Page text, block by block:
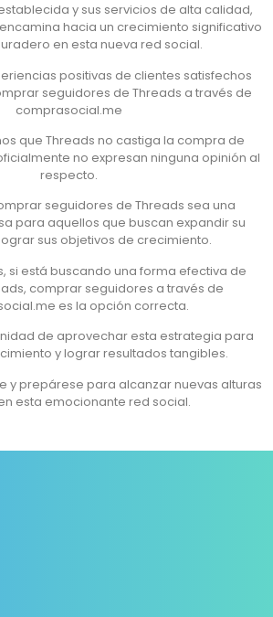
y sus servicios de alta calidad,
hacia un crecimiento significativo
en esta nueva red social.
positivas de clientes satisfechos
seguidores de Threads a través de
comprasocial.me
que Threads no castiga la compra de
no expresan ninguna opinión al
respecto.
seguidores de Threads sea una
para aquellos que buscan expandir su
sus objetivos de crecimiento.
si está buscando una forma efectiva de
comprar seguidores a través de
es la opción correcta.
de aprovechar esta estrategia para
y lograr resultados tangibles.
y prepárese para alcanzar nuevas alturas
esta emocionante red social.